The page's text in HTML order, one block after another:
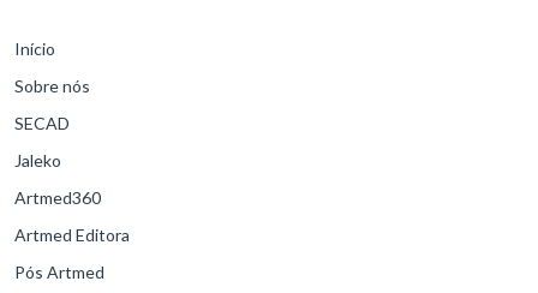
Início
Sobre nós
SECAD
Jaleko
Artmed360
Artmed Editora
Pós Artmed